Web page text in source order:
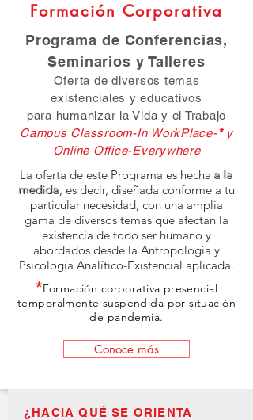
Formación Corporativa
Programa de Conferencias,
Seminarios y Talleres
Oferta de diversos temas
existenciales y educativos
para humanizar la Vida y el Trabajo
Campus Classroom-In WorkPlace-*y
Online Office-Everywhere
La oferta de este Programa es hecha a la
medida, es decir, diseñada conforme a tu
particular necesidad, con una amplia
gama de diversos temas que afectan la
existencia de todo ser humano y
abordados desde la Antropología y
Psicología Analítico-Existencial aplicada.
*Formación corporativa presencial
temporalmente suspendida por situación
de pandemia.
Conoce más
¿HACIA QUÉ SE ORIENTA